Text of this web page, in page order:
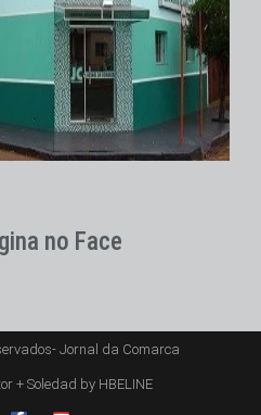
no Face
Jornal da Comarca
+ Soledad by HBELINE